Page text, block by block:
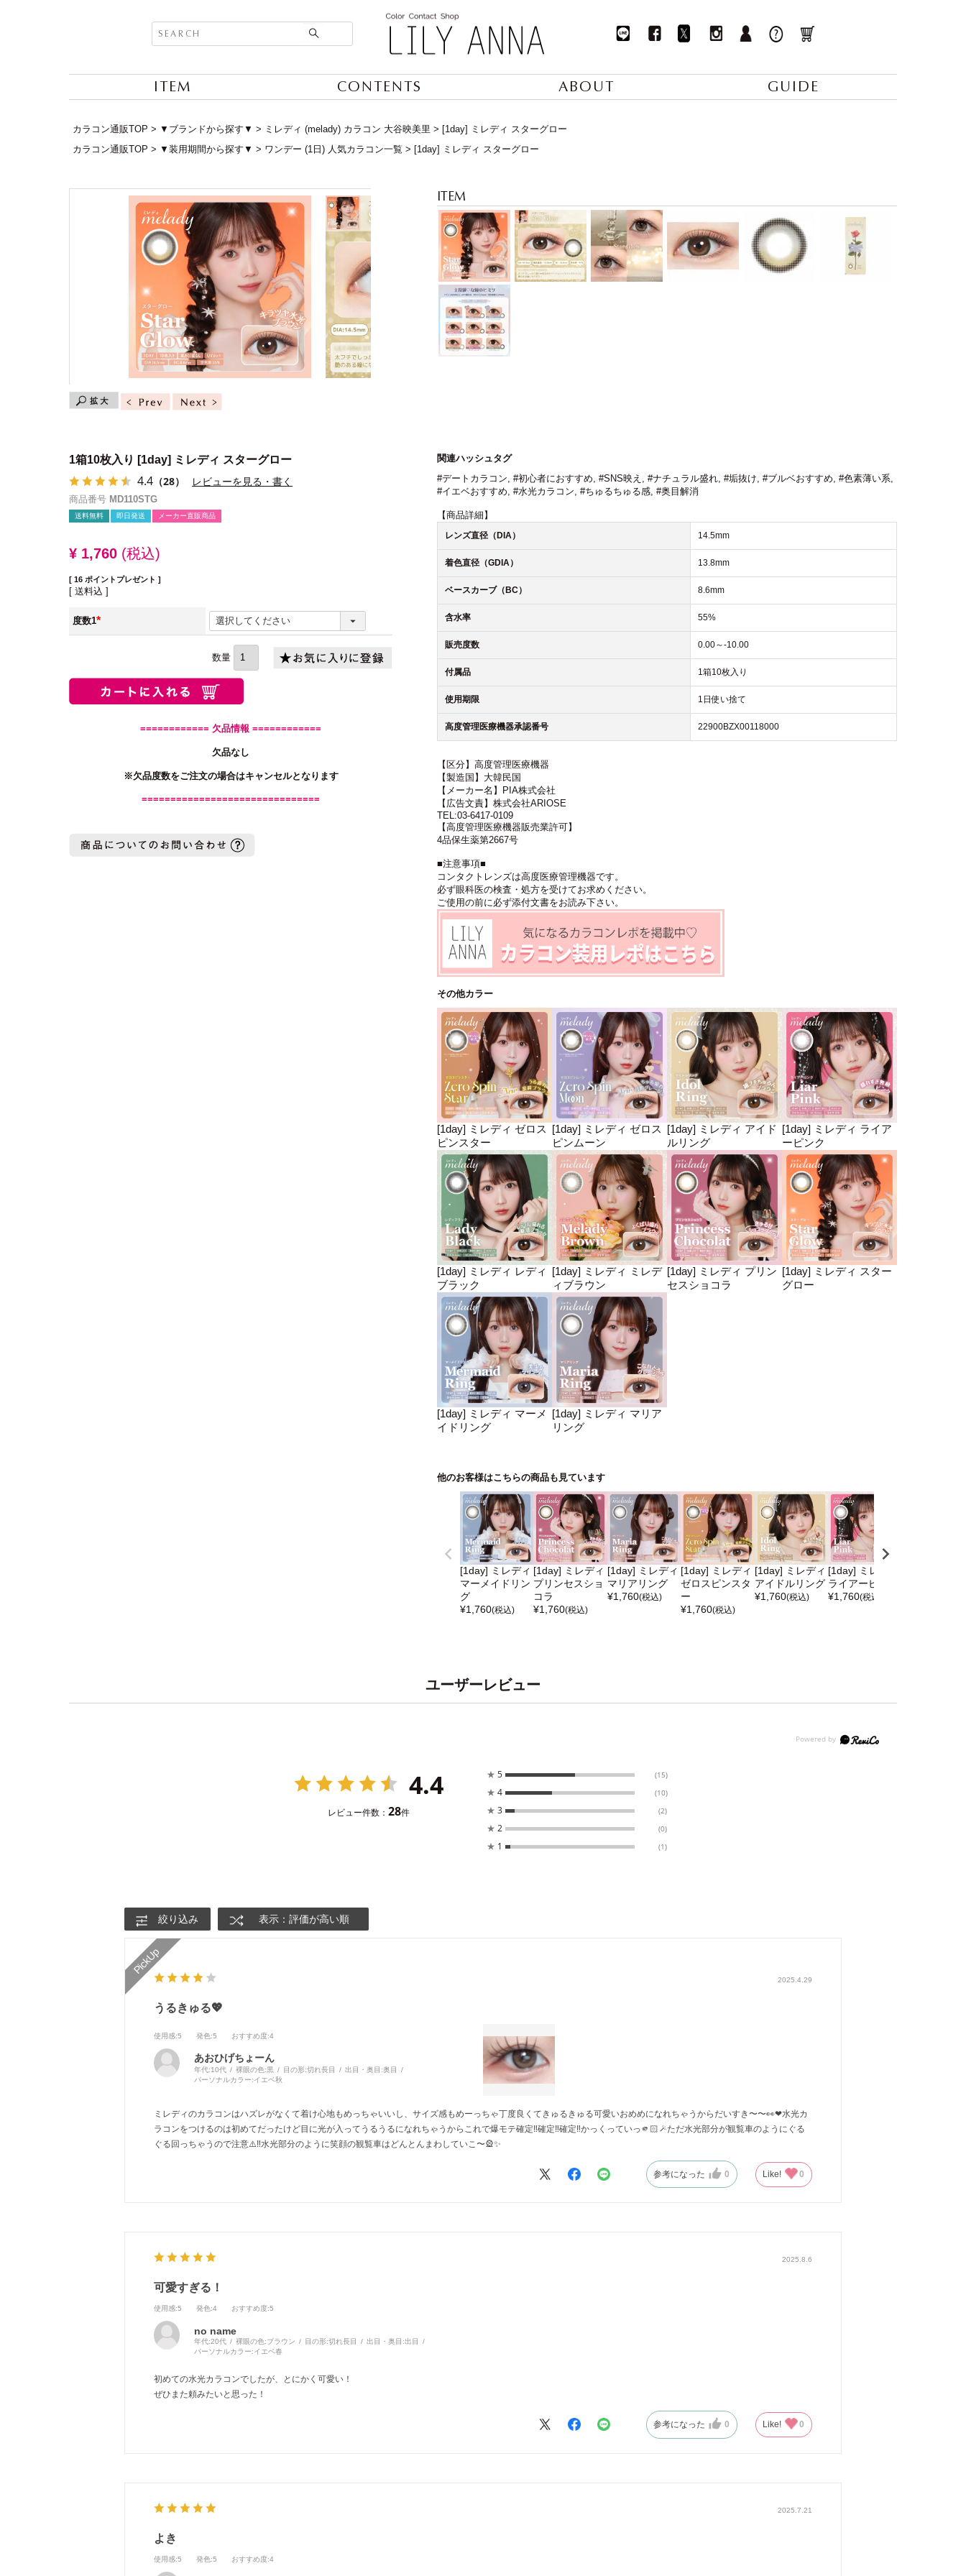
ITEM CONTENTS ABOUT GUIDE
カラコン通販TOP ▼ブランドから探す▼ ミレディ (melady) カラコン 大谷映美里
[1day] ミレディ スターグロー
カラコン通販TOP
▼装用期間から探す▼ ワンデー (1日) 人気カラコン一覧 [1day] ミレディ スターグロー
1箱10枚入り [1day] ミレディ スターグロー
4.4 （28） レビューを見る・書く
商品番号 MD110STG
送料無料 即日発送 メーカー直販商品
¥ 1,760 税込
[ 16 ポイントプレゼント ]
送料込
度数1
(必
============ 欠品情報 ============
欠品なし
※欠品度数をご注文の場合はキャンセルとなります
===============================
関連ハッシュタグ
#デートカラコン, #初心者におすすめ, #SNS映え , #ナチュラル盛れ, #垢抜け, #ブルベおすすめ, #色素薄い系,
#イエベおすすめ, #水光カラコン, #ちゅるちゅる感, #奥目解消
【商品詳細】
レンズ直径（DIA） 14.5mm
着色直径（GDIA） 13.8mm
ベースカーブ（BC） 8.6mm
含水率 55%
販売度数 0.00～-10.00
付属品 1箱10枚入り
使用期限 1日使い捨て
高度管理医療機器承認番号 22900BZX00118000
【区分】高度管理医療機器
【製造国】大韓民国
【メーカー名】PIA株式会社
【広告文責】株式会社ARIOSE
TEL:03-6417-0109
【高度管理医療機器販売業許可】
4品保生薬第2667号
■注意事項■
コンタクトレンズは高度医療管理機器です。
必ず眼科医の検査・処方を受けてお求めください。
ご使用の前に必ず添付文書をお読み下さい。
その他カラー
[1day] ミレディ ゼロス
ピンスター
[1day] ミレディ ゼロス
ピンムーン
[1day] ミレディ アイド
ルリング
[1day] ミレディ ライア
ーピンク
[1day] ミレディ レディ
ブラック
[1day] ミレディ ミレデ
ィブラウン
[1day] ミレディ プリン
セスショコラ
[1day] ミレディ スター
グロー
[1day] ミレディ マーメ
イドリング
[1day] ミレディ マリア
リング
他のお客様はこちらの商品も見ています
[1day] ミレディ
マーメイドリン
グ
¥1,760(税込)
[1day] ミレディ
プリンセスショ
コラ
¥1,760(税込)
[1day] ミレディ
マリアリング
¥1,760(税込)
[1day] ミレディ
ゼロスピンスタ
ー
¥1,760(税込)
[1day] ミレディ
アイドルリング
¥1,760(税込)
[1day] ミレディ
ライアーピンク
¥1,760(税込)
ユーザーレビュー
4.4
レビュー件数： 28件
★ 5 (15)
★ 4 (10)
★ 3 (2)
★ 2 (0)
★ 1 (1)
絞り込み 表示：評価が高い順
2025.4.29
うるきゅる💖
使用感:5 発色:5 おすすめ度:4
あおひげちょーん
年代:10代 裸眼の色:黒 目の形:切れ長目 出目・奥目:奥目
パーソナルカラー:イエベ秋
ミレディのカラコンはハズレがなくて着け心地もめっちゃいいし、サイズ感もめーっちゃ丁度良くてきゅるきゅる可愛いおめめになれちゃうからだいすき〜〜👀❤︎水光カ
ラコンをつけるのは初めてだったけど目に光が入ってうるうるになれちゃうからこれで爆モテ確定‼️確定‼️確定‼️かっくっていっ🫵🏻🪄ただ水光部分が観覧車のようにぐる
ぐる回っちゃうので注意⚠️‼️水光部分のように笑顔の観覧車はどんとんまわしていこ〜🎡✨
参考になった 0 Like! 0
2025.8.6
可愛すぎる！
使用感:5 発色:4 おすすめ度:5
no name
年代:20代 裸眼の色:ブラウン 目の形:切れ長目 出目・奥目:出目
パーソナルカラー:イエベ春
初めての水光カラコンでしたが、とにかく可愛い！
ぜひまた頼みたいと思った！
参考になった 0 Like! 0
2025.7.21
よき
使用感:5 発色:5 おすすめ度:4